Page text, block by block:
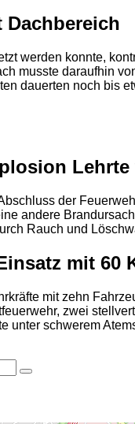
werden konnte,
musste daraufhin
dauerten noch bis
der
andere
Rauch und
mit 60
mit zehn
zwei
unter schwerem